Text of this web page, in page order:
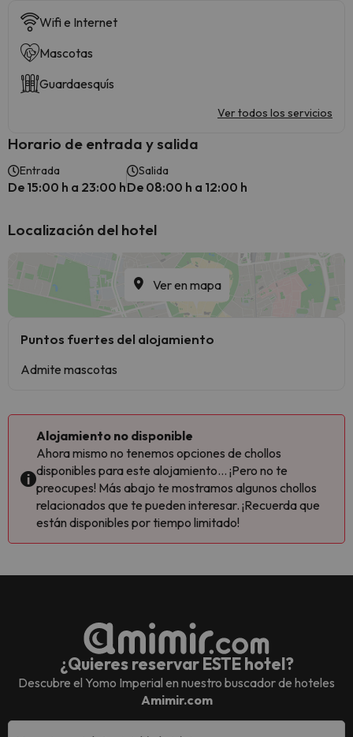
Wifi e Internet
Mascotas
Guardaesquís
Ver todos los servicios
Horario de entrada y salida
Entrada
De 15:00 h a 23:00 h
Salida
De 08:00 h a 12:00 h
Localización del hotel
Ver en mapa
Puntos fuertes del alojamiento
Admite mascotas
Alojamiento no disponible
Ahora mismo no tenemos opciones de chollos
disponibles para este alojamiento... ¡Pero no te
preocupes! Más abajo te mostramos algunos chollos
relacionados que te pueden interesar. ¡Recuerda que
están disponibles por tiempo limitado!
¿Quieres reservar ESTE hotel?
Descubre el Yomo Imperial en nuestro buscador de hoteles
Amimir.com